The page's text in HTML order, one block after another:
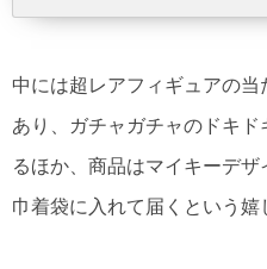
中には超レアフィギュアの
あり、ガチャガチャのドキ
るほか、商品はマイキーデ
巾着袋に入れて届くという嬉